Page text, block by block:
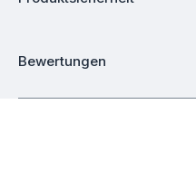
Bewertungen